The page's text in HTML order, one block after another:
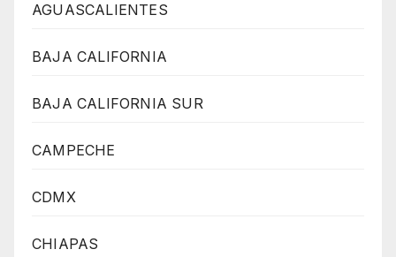
AGUASCALIENTES
BAJA CALIFORNIA
BAJA CALIFORNIA SUR
CAMPECHE
CDMX
CHIAPAS